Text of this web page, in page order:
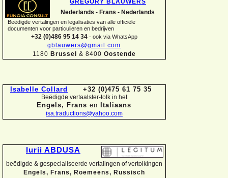
GREGORY BLAUWERS
Nederlands - Frans - Nederlands
Beëdigde vertalingen en legalisaties van alle officiële
documenten voor particulieren en bedrijven
+32 (0)486 95 14 34 - ook via WhatsApp
gblauwers@gmail.com
1180 Brussel & 8400 Oostende
Isabelle Collard +32 (0)475 61 75 35
Beëdigde vertaalster-tolk in het
Engels, Fransen Italiaans
isa.traductions@yahoo.com
Iurii ABDUSA
beëdigde & gespecialiseerde vertalingen of vertolkingen
Engels, Frans, Roemeens, Russisch